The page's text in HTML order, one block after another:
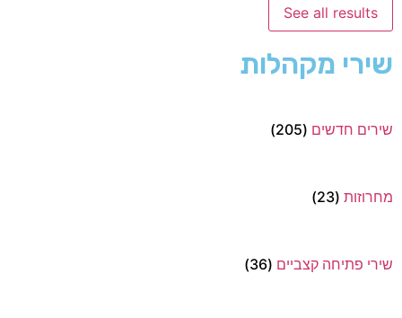
See all results
שירי מקהלות
שירים חדשים (205)
מחרוזות (23)
שירי פתיחה קצביים (36)